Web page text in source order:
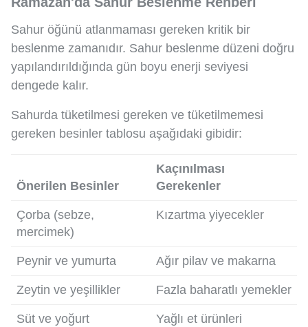
Sahur öğünü atlanmaması gereken kritik bir
beslenme zamanıdır. Sahur beslenme düzeni doğru
yapılandırıldığında gün boyu enerji seviyesi
dengede kalır.
Sahurda tüketilmesi gereken ve tüketilmemesi
gereken besinler tablosu aşağıdaki gibidir:
Önerilen Besinler
Kaçınılması
Gerekenler
Çorba (sebze,
mercimek)
Kızartma yiyecekler
Peynir ve yumurta Ağır pilav ve makarna
Zeytin ve yeşillikler Fazla baharatlı yemekler
Süt ve yoğurt Yağlı et ürünleri